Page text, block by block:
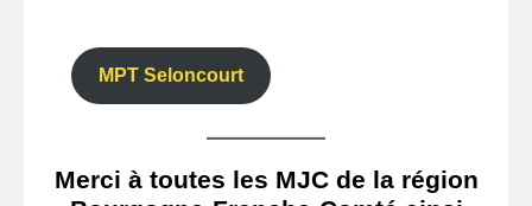
MPT Seloncourt
Merci à toutes les MJC de la région